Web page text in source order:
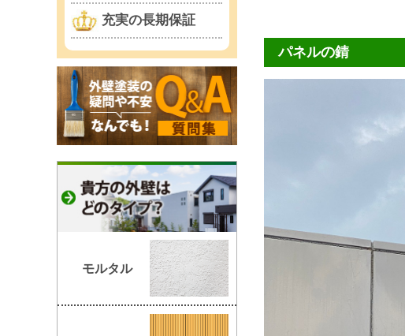
パネルの錆
充実の長期保証
モルタル